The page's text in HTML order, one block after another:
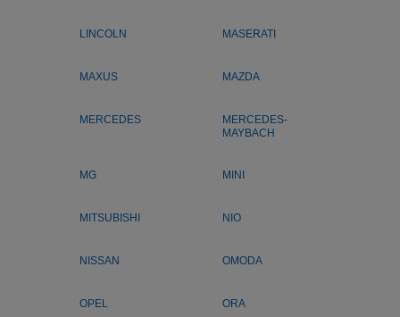
LINCOLN MASERATI
MAXUS MAZDA
MERCEDES
MERCEDES-
MAYBACH
MG MINI
MITSUBISHI NIO
NISSAN OMODA
OPEL ORA